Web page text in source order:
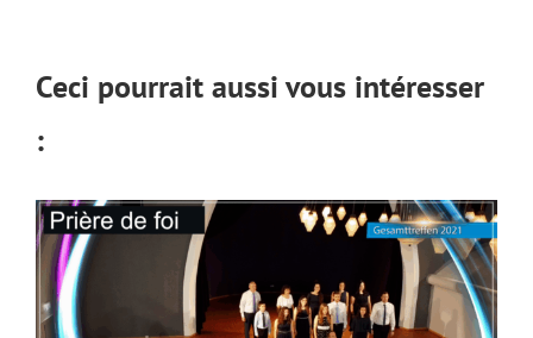
Ceci pourrait aussi vous intéresser
: